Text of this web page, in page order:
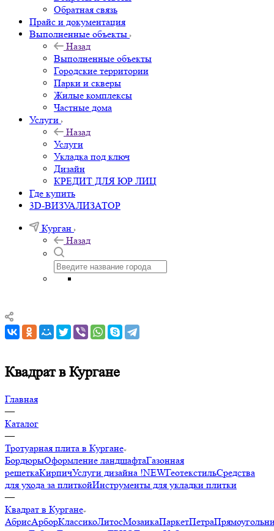
Обратная связь
Прайс и документация
Выполненные объекты
Назад
Выполненные объекты
Городские территории
Парки и скверы
Жилые комплексы
Частные дома
Услуги
Назад
Услуги
Укладка под ключ
Дизайн
КРЕДИТ ДЛЯ ЮР ЛИЦ
Где купить
3D-ВИЗУАЛИЗАТОР
Курган
Назад
Квадрат в Кургане
Главная
—
Каталог
—
Тротуарная плита в Кургане
БордюрыОформление ландшафтаГазонная
решеткаКирпичУслуги дизайна !NEWГеотекстильСредства
для ухода за плиткойИнструменты для укладки плитки
—
Квадрат в Кургане
АбрисАрборКлассикоЛитосМозаикаПаркетПетра